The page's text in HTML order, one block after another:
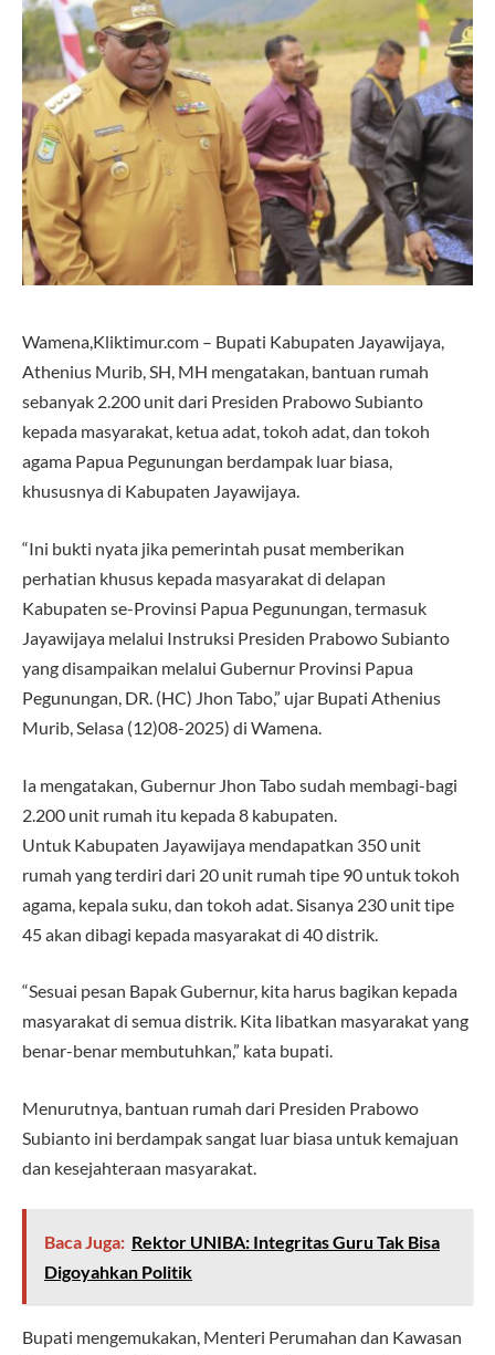
Wamena,Kliktimur.com – Bupati Kabupaten Jayawijaya,
Athenius Murib, SH, MH mengatakan, bantuan rumah
sebanyak 2.200 unit dari Presiden Prabowo Subianto
kepada masyarakat, ketua adat, tokoh adat, dan tokoh
agama Papua Pegunungan berdampak luar biasa,
khususnya di Kabupaten Jayawijaya.
“Ini bukti nyata jika pemerintah pusat memberikan
perhatian khusus kepada masyarakat di delapan
Kabupaten se-Provinsi Papua Pegunungan, termasuk
Jayawijaya melalui Instruksi Presiden Prabowo Subianto
yang disampaikan melalui Gubernur Provinsi Papua
Pegunungan, DR. (HC) Jhon Tabo,” ujar Bupati Athenius
Murib, Selasa (12)08-2025) di Wamena.
Ia mengatakan, Gubernur Jhon Tabo sudah membagi-bagi
2.200 unit rumah itu kepada 8 kabupaten.
Untuk Kabupaten Jayawijaya mendapatkan 350 unit
rumah yang terdiri dari 20 unit rumah tipe 90 untuk tokoh
agama, kepala suku, dan tokoh adat. Sisanya 230 unit tipe
45 akan dibagi kepada masyarakat di 40 distrik.
“Sesuai pesan Bapak Gubernur, kita harus bagikan kepada
masyarakat di semua distrik. Kita libatkan masyarakat yang
benar-benar membutuhkan,” kata bupati.
Menurutnya, bantuan rumah dari Presiden Prabowo
Subianto ini berdampak sangat luar biasa untuk kemajuan
dan kesejahteraan masyarakat.
Baca Juga: Rektor UNIBA: Integritas Guru Tak Bisa
Digoyahkan Politik
Bupati mengemukakan, Menteri Perumahan dan Kawasan